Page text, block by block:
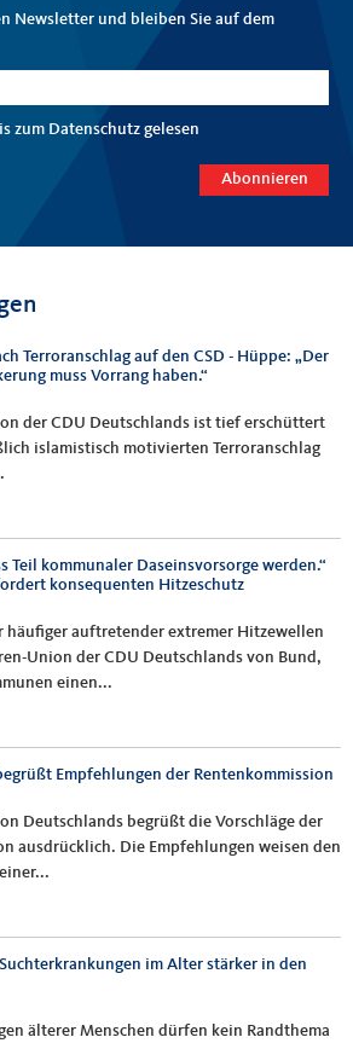
Newsletter und bleiben Sie auf dem
zum Datenschutz gelesen
Terroranschlag auf den CSD - Hüppe: „Der
muss Vorrang haben.“
der CDU Deutschlands ist tief erschüttert
islamistisch motivierten Terroranschlag
Teil kommunaler Daseinsvorsorge werden.“
konsequenten Hitzeschutz
häufiger auftretender extremer Hitzewellen
Union der CDU Deutschlands von Bund,
einen...
Empfehlungen der Rentenkommission
Deutschlands begrüßt die Vorschläge der
ausdrücklich. Die Empfehlungen weisen den
im Alter stärker in den
älterer Menschen dürfen kein Randthema